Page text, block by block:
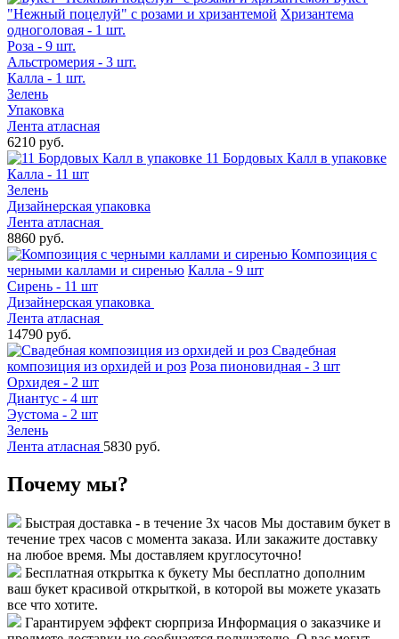
"Нежный поцелуй" с розами и хризантемой Хризантема
одноголовая - 1 шт.
Роза - 9 шт.
Альстромерия - 3 шт.
Калла - 1 шт.
Зелень
Упаковка
Лента атласная
6210 руб.
11 Бордовых Калл в упаковке
Калла - 11 шт
Зелень
Дизайнерская упаковка
Лента атласная
8860 руб.
Композиция с
черными каллами и сиренью Калла - 9 шт
Сирень - 11 шт
Дизайнерская упаковка
Лента атласная
14790 руб.
Свадебная
композиция из орхидей и роз Роза пионовидная - 3 шт
Орхидея - 2 шт
Диантус - 4 шт
Эустома - 2 шт
Зелень
Лента атласная 5830 руб.
Почему мы?
Быстрая доставка - в течение 3х часов Мы доставим букет в
течение трех часов с момента заказа. Или закажите доставку
на любое время. Мы доставляем круглосуточно!
Бесплатная открытка к букету Мы бесплатно дополним
ваш букет красивой открыткой, в которой вы можете указать
все что хотите.
Гарантируем эффект сюрприза Информация о заказчике и